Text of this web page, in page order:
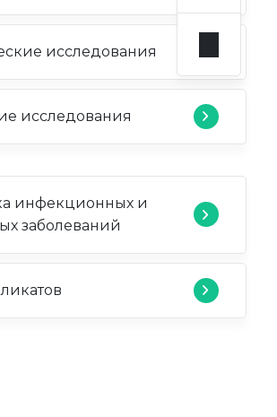
исследования
исследования
инфекционных и
заболеваний